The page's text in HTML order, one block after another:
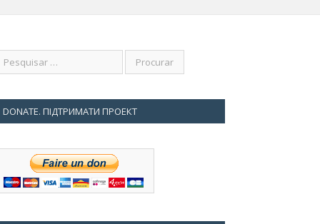
DONATE. ПІДТРИМАТИ ПРОЕКТ